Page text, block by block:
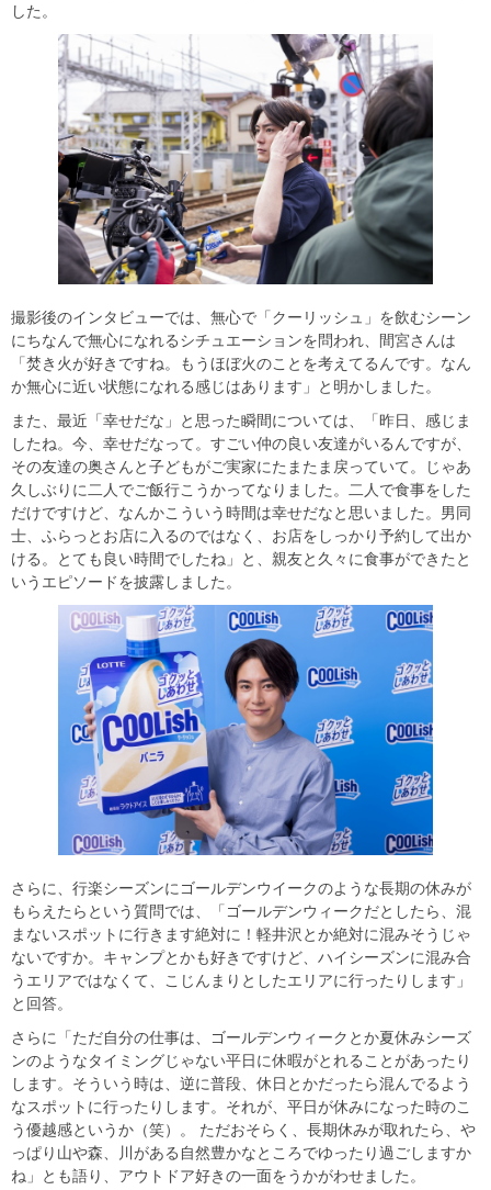
した。
撮影後のインタビューでは、無心で「クーリッシュ」を飲むシーン
にちなんで無心になれるシチュエーションを問われ、間宮さんは
「焚き⽕が好きですね。もうほぼ⽕のことを考えてるんです。なん
か無⼼に近い状態になれる感じはあります」と明かしました。
また、最近「幸せだな」と思った瞬間については、「昨⽇、感じま
したね。今、幸せだなって。すごい仲の良い友達がいるんですが、
その友達の奥さんと⼦どもがご実家にたまたま戻っていて。じゃあ
久しぶりに⼆⼈でご飯⾏こうかってなりました。⼆⼈で⾷事をした
だけですけど、なんかこういう時間は幸せだなと思いました。男同
⼠、ふらっとお店に⼊るのではなく、お店をしっかり予約して出か
ける。とても良い時間でしたね」と、親友と久々に食事ができたと
いうエピソードを披露しました。
さらに、行楽シーズンにゴールデンウイークのような長期の休みが
もらえたらという質問では、「ゴールデンウィークだとしたら、混
まないスポットに⾏きます絶対に！軽井沢とか絶対に混みそうじゃ
ないですか。キャンプとかも好きですけど、ハイシーズンに混み合
うエリアではなくて、こじんまりとしたエリアに⾏ったりします」
と回答。
さらに「ただ⾃分の仕事は、ゴールデンウィークとか夏休みシーズ
ンのようなタイミングじゃない平⽇に休暇がとれることがあったり
します。そういう時は、逆に普段、休⽇とかだったら混んでるよう
なスポットに⾏ったりします。それが、平⽇が休みになった時のこ
う優越感というか（笑）。 ただおそらく、⻑期休みが取れたら、や
っぱり⼭や森、川がある⾃然豊かなところでゆったり過ごしますか
ね」とも語り、アウトドア好きの一面をうかがわせました。